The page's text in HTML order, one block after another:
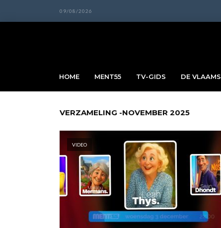
09/08/2026
HOME MENT55 TV-GIDS DE
VERZAMELING -NOVEMBER 2025
VIDEO